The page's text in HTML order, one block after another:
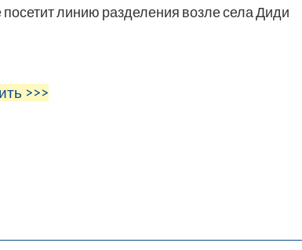
линию разделения возле села Диди
>>>